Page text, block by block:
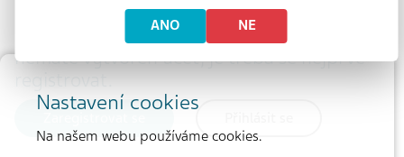
Odborný obsah stránek je přístupný pouze
přihlášeným uživatelům. Pokud ještě
nemáte vytvořen účet, je třeba se nejprve
registrovat.
Nastavení cookies
Na našem webu používáme cookies.
ANO NE